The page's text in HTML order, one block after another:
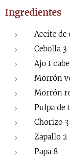
Ingredientes
Aceite de
Cebolla 3
Ajo 1
Morrón
Morrón
Pulpa de
Chorizo 3
Zapallo 2
Papa 8